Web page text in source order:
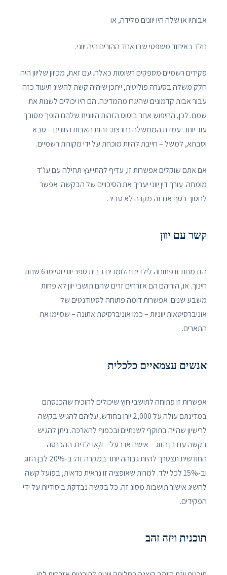
אבותיו או שלה היו יוונים מלידה, או
נולד באיחוד משפטי שבו אחד ההורים היה יווני.
פקידים רשמיים מספקים רשומות כאלה. עם זאת, מכיוון שליוון היה
חלק משלה בסערה פוליטית, ייתכן שיהיה קשה להשיג תיעוד כזה
עבור אבות קדמונים שהיגרו מהמדינה. הם היו יכולים לשנות את
שמם. לכן, החיפוש אחר ביסוס הזהות היוונית שלהם הופך מסובך
עוד יותר. עמדת הממשלה נחרצת: זהות האבות היוונים – סבא
וסבתא, למשל – חייבת להיות מוכחת על ידי מקורות רשמיים.
אם אתם שוקלים אפשרות זו, עדיף להתייעץ תחילה עם עו"ד
מומחה. עורך דין יווני יעריך את הסיכויים של הבקשה. אפשר
לחסוך כסף אם זה מקרה לא סביר.
קשר עם יוון
הזדמנות זו פתוחה לילדים הלומדים בבית ספר יווני וסיימו 6 שנות
חינוך. או, הוריהם הם אזרחים זרים שהם תושבי יוון לא פחות
משבע שנים. אפשרות דומה פתוחה לסטודנטים של
אוניברסיטאות יווניות – כמו אוניברסיטת אתונה – שסיימו את
התארים.
אנשים עצמאיים כלכלית
אפשרות זו פתוחה לתושבי חוץ שיכולים להוכיח שהכנסתם
במדינתם עולה על 2,000 יורו בחודש. עליהם להגיש בקשה
לרישיון שהייה בתוקף לשנתיים ובכפוף להארכה. ניתן להגיש
בקשה עם בן הזוג – אישה או בעל – ו/או ילדים. ההכנסה
החודשית תצטרך להיות גבוהה יותר במקרה זה: ב-20% לבן הזוג
וב-15% לכל ילד. למרות שאופציה זו נראית כדאית, בפועל קשה
להשיג אישור תושבות מסוג זה. כל בקשה נבדקת ביסודיות על ידי
הפקידים.
תוכנית ויזה זהב